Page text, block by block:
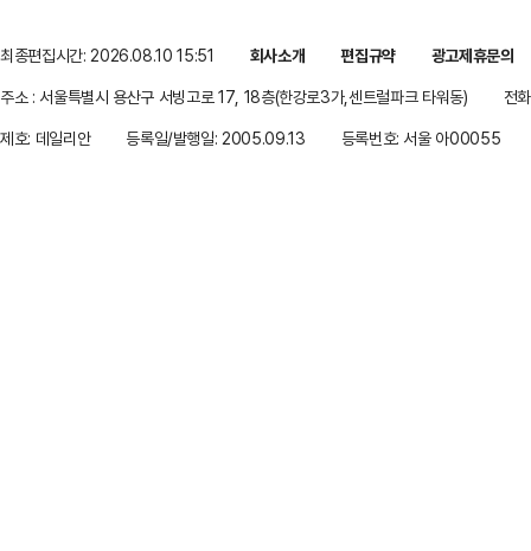
최종편집시간: 2026.08.10 15:51 회사소개 편집규약
광고제휴문의
주소 : 서울특별시 용산구 서빙고로 17, 18층(한강로3가,센트럴파크 타워동)
전
제호: 데일리안
등록일/발행일: 2005.09.13 등록번호: 서울 아00055